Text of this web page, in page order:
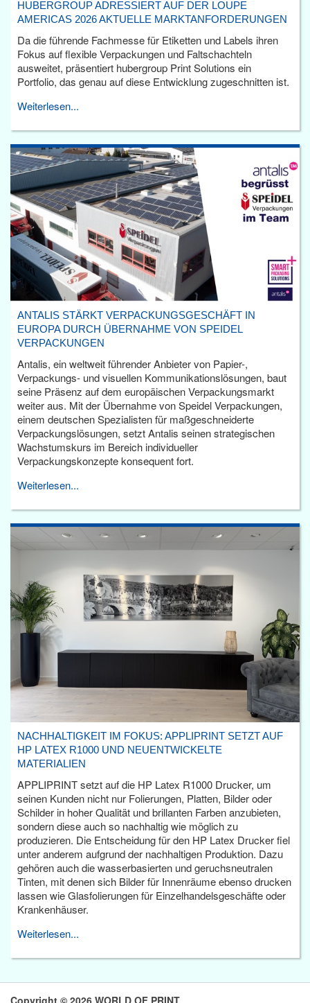
HUBERGROUP ADRESSIERT AUF DER LOUPE
AMERICAS 2026 AKTUELLE MARKTANFORDERUNGEN
Da die führende Fachmesse für Etiketten und Labels ihren
Fokus auf flexible Verpackungen und Faltschachteln
ausweitet, präsentiert hubergroup Print Solutions ein
Portfolio, das genau auf diese Entwicklung zugeschnitten ist.
Weiterlesen...
ANTALIS STÄRKT VERPACKUNGSGESCHÄFT IN
EUROPA DURCH ÜBERNAHME VON SPEIDEL
VERPACKUNGEN
Antalis, ein weltweit führender Anbieter von Papier-,
Verpackungs- und visuellen Kommunikationslösungen, baut
seine Präsenz auf dem europäischen Verpackungsmarkt
weiter aus. Mit der Übernahme von Speidel Verpackungen,
einem deutschen Spezialisten für maßgeschneiderte
Verpackungslösungen, setzt Antalis seinen strategischen
Wachstumskurs im Bereich individueller
Verpackungskonzepte konsequent fort.
Weiterlesen...
NACHHALTIGKEIT IM FOKUS: APPLIPRINT SETZT AUF
HP LATEX R1000 UND NEUENTWICKELTE
MATERIALIEN
APPLIPRINT setzt auf die HP Latex R1000 Drucker, um
seinen Kunden nicht nur Folierungen, Platten, Bilder oder
Schilder in hoher Qualität und brillanten Farben anzubieten,
sondern diese auch so nachhaltig wie möglich zu
produzieren. Die Entscheidung für den HP Latex Drucker fiel
unter anderem aufgrund der nachhaltigen Produktion. Dazu
gehören auch die wasserbasierten und geruchsneutralen
Tinten, mit denen sich Bilder für Innenräume ebenso drucken
lassen wie Glasfolierungen für Einzelhandelsgeschäfte oder
Krankenhäuser.
Weiterlesen...